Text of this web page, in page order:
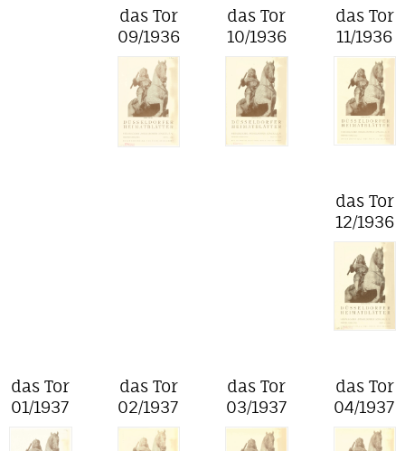
das Tor
09/1936
das Tor
10/1936
das Tor
11/1936
das Tor
12/1936
das Tor
01/1937
das Tor
02/1937
das Tor
03/1937
das Tor
04/1937